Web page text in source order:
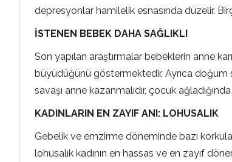
depresyonlar hamilelik esnasında düzelir.
İSTENEN BEBEK DAHA SAĞLIKLI
Son yapılan araştırmalar bebeklerin anne
büyüdüğünü göstermektedir. Ayrıca doğum
savaşı anne kazanmalıdır, çocuk
KADINLARIN EN ZAYIF ANI: LOHUSALIK
Gebelik ve emzirme döneminde bazı
lohusalık kadının en hassas ve en zayıf